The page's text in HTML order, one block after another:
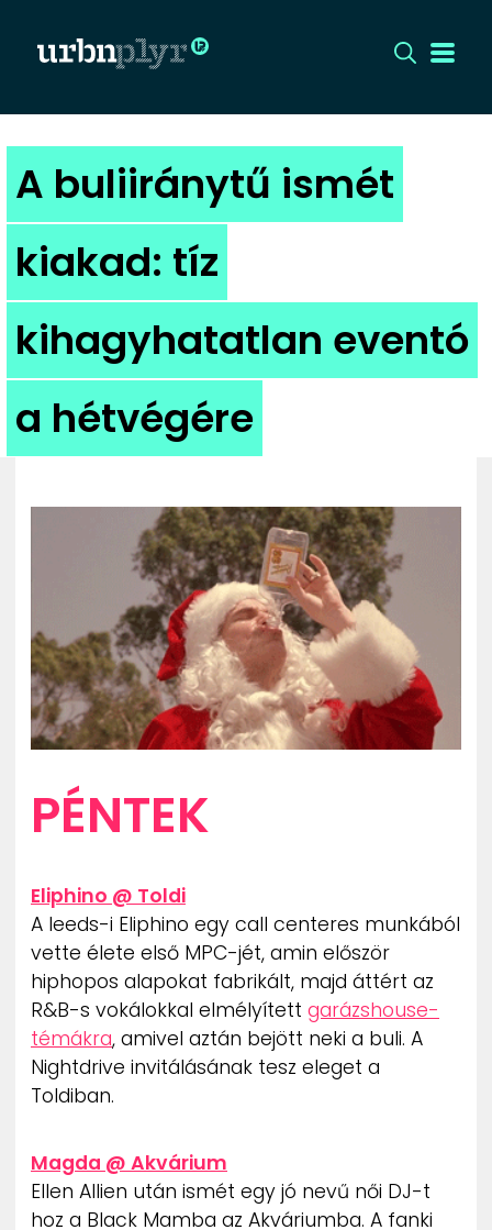
CÍMLAP
DIZÁJN
DIVAT
HIP
KULT
UTCA
ZENE
MÉDIAAJÁNLAT
IMPRESSZUM
PR-ARCHÍVUM
ADATKEZELÉSI TÁJÉKOZTATÓ
A buliiránytű ismét
kiakad: tíz
kihagyhatatlan eventó
a hétvégére
PÉNTEK
Eliphino @ Toldi
A leeds-i Eliphino egy call centeres munkából
vette élete első MPC-jét, amin először
hiphopos alapokat fabrikált, majd áttért az
R&B-s vokálokkal elmélyített garázshouse-
témákra, amivel aztán bejött neki a buli. A
Nightdrive invitálásának tesz eleget a
Toldiban.
Magda @ Akvárium
Ellen Allien után ismét egy jó nevű női DJ-t
hoz a Black Mamba az Akváriumba. A fanki